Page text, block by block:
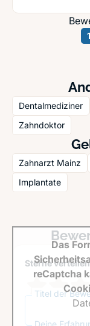
1
Dentalmediziner
Zahndoktor
Zahnarzt Mainz
Implantate
Sterne
Titel der
Deine
Das
reCaptcha